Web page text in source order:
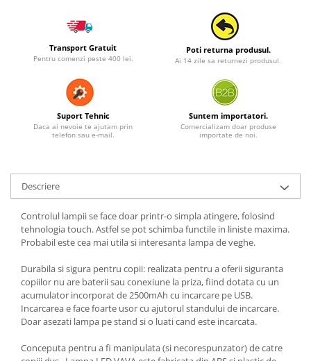
Transport Gratuit
Pentru comenzi peste 400 lei.
Poti returna produsul.
Ai 14 zile sa returnezi produsul.
Suport Tehnic
Daca ai nevoie te ajutam prin
telefon sau e-mail.
Suntem importatori.
Comercializam doar produse
importate de noi.
Descriere
Controlul lampii se face doar printr-o simpla atingere, folosind
tehnologia touch. Astfel se pot schimba functile in liniste maxima.
Probabil este cea mai utila si interesanta lampa de veghe.
Durabila si sigura pentru copii: realizata pentru a oferii siguranta
copiilor nu are baterii sau conexiune la priza, fiind dotata cu un
acumulator incorporat de 2500mAh cu incarcare pe USB.
Incarcarea e face foarte usor cu ajutorul standului de incarcare.
Doar asezati lampa pe stand si o luati cand este incarcata.
Conceputa pentru a fi manipulata (si necorespunzator) de catre